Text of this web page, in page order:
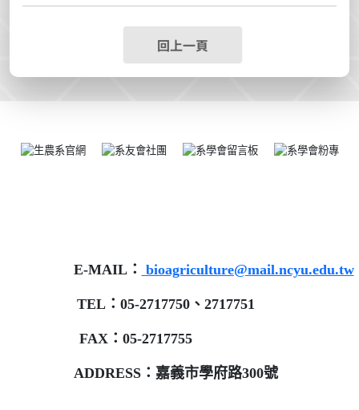
回上一頁
E-MAIL： bioagriculture@mail.ncyu.edu.tw
TEL：05-2717750、2717751
FAX：05-2717755
ADDRESS：嘉義市學府路300號